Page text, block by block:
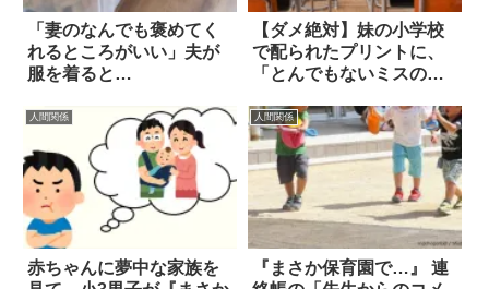
「妻のなんでも褒めてく
れるところがいい」夫が
服を着ると…
【ダメ絶対】妹の小学校
で配られたプリントに、
「とんでもないミスの
人間関係
赤ちゃんに夢中な家族を
人間関係
『まさか保育園で…』 連